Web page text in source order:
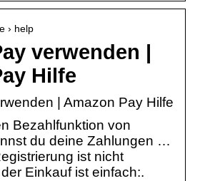
› help
verwenden |
Hilfe
| Amazon Pay Hilfe
Bezahlfunktion von
du deine Zahlungen …
ist nicht
Einkauf ist einfach:.